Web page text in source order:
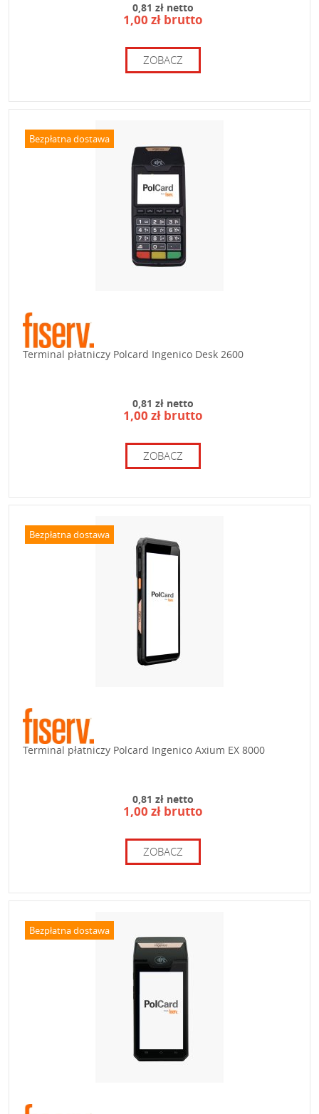
0,81 zł netto
1,00 zł brutto
ZOBACZ
Bezpłatna dostawa
Terminal płatniczy Polcard Ingenico Desk 2600
0,81 zł netto
1,00 zł brutto
ZOBACZ
Bezpłatna dostawa
Terminal płatniczy Polcard Ingenico Axium EX 8000
0,81 zł netto
1,00 zł brutto
ZOBACZ
Bezpłatna dostawa